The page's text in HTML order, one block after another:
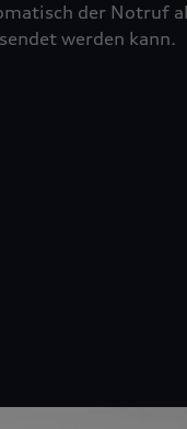
der
werden kann.